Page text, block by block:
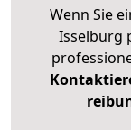
Wenn Sie
Isselburg